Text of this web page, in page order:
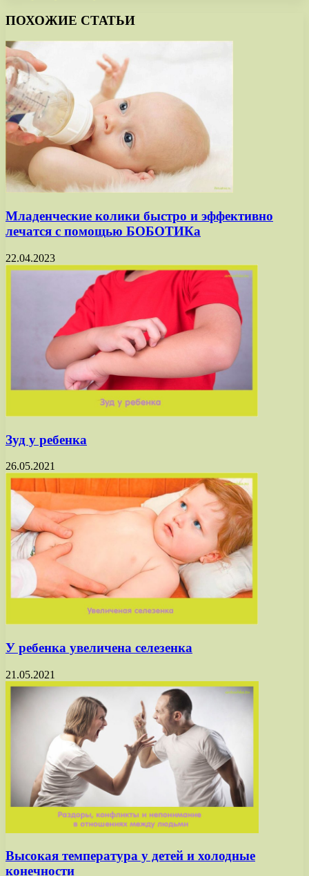
ПОХОЖИЕ СТАТЬИ
Младенческие колики быстро и эффективно
лечатся с помощью БОБОТИКа
22.04.2023
Зуд у ребенка
26.05.2021
У ребенка увеличена селезенка
21.05.2021
Высокая температура у детей и холодные
конечности